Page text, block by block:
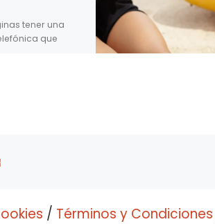
tener una
que
/ Términos y Condiciones